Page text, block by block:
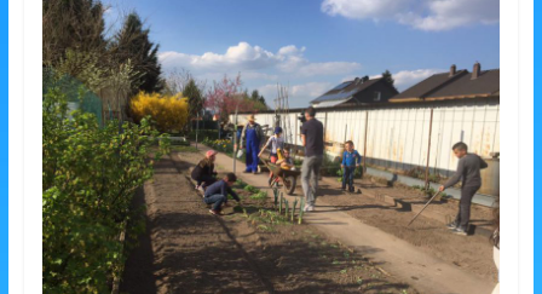
l'éducation
et
l'Animation
–